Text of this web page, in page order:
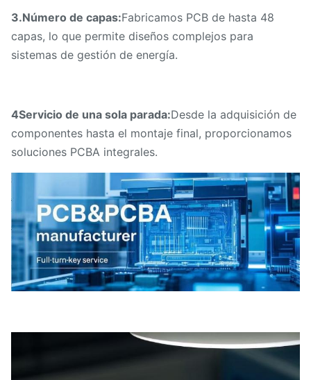
3.Número de capas:Fabricamos PCB de hasta 48
capas, lo que permite diseños complejos para
sistemas de gestión de energía.
4Servicio de una sola parada:Desde la adquisición de
componentes hasta el montaje final, proporcionamos
soluciones PCBA integrales.